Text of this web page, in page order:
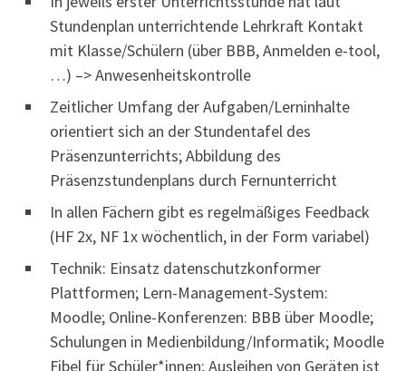
Stundenplan unterrichtende Lehrkraft Kontakt
mit Klasse/Schülern (über BBB, Anmelden e-tool,
…) –> Anwesenheitskontrolle
Zeitlicher Umfang der Aufgaben/Lerninhalte
orientiert sich an der Stundentafel des
Präsenzunterrichts; Abbildung des
Präsenzstundenplans durch Fernunterricht
In allen Fächern gibt es regelmäßiges Feedback
(HF 2x, NF 1x wöchentlich, in der Form variabel)
Technik: Einsatz datenschutzkonformer
Plattformen; Lern-Management-System:
Moodle; Online-Konferenzen: BBB über Moodle;
Schulungen in Medienbildung/Informatik; Moodle
Fibel für Schüler*innen; Ausleihen von Geräten ist